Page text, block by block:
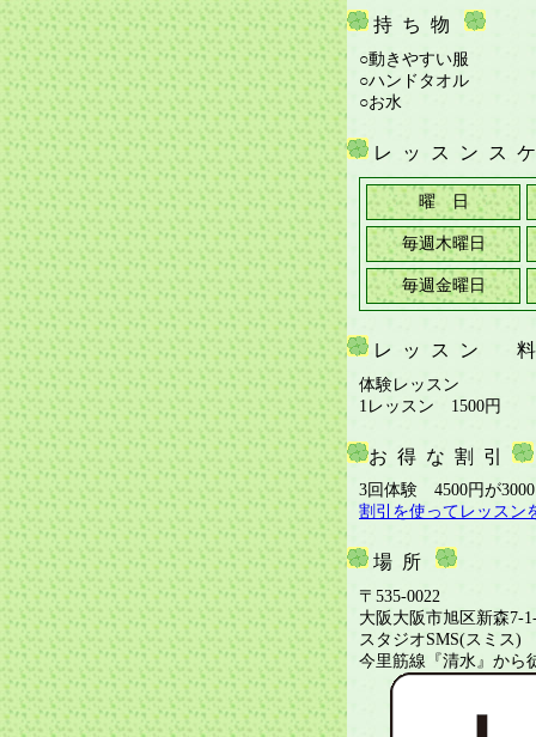
持ち物
○動きやすい服
○ハンドタオル
○お水
レッスンス
曜 日
毎週木曜日
毎週金曜日
レッスン
体験レッスン
1レッスン 1500円
お得な割引
3回体験 4500円が
割引を使ってレッスン
場所
〒535-0022
大阪大阪市旭区新森7-
スタジオSMS(スミス)
今里筋線『清水』から